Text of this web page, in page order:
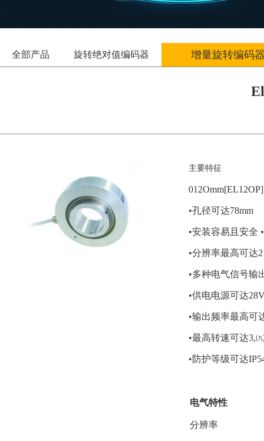
全部产品 旋转绝对值编码器 增量旋转编码
主要特征
•孔径可达78mm
•安装容易且安全
•分辨率最高可达
•多种电气信号输
•供电电源可达
•输出频率最高可
•最高转速可达3,
•防护等级可达
电气特性
分辨率